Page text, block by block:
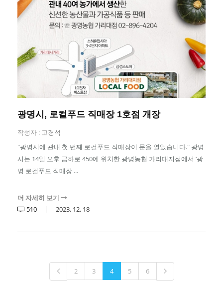
광명시, 로컬푸드 직매장 1호점 개장
작성자 : 고경석
"광명시에 관내 첫 번째 로컬푸드 직매장이 문을 열었습니다." 광명
시는 14일 오후 금하로 450에 위치한 광명농협 가리대지점에서 ‘광
명 로컬푸드 직매장 ...
더 자세히 보기
510
2023. 12. 18
2 3 4 5 6